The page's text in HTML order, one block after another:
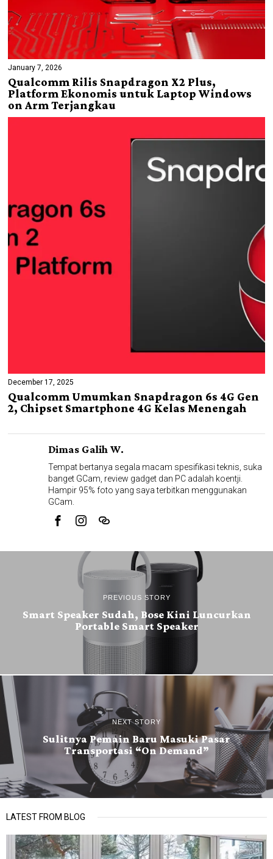
January 7, 2026
Qualcomm Rilis Snapdragon X2 Plus,
Platform Ekonomis untuk Laptop Windows
on Arm Terjangkau
December 17, 2025
Qualcomm Umumkan Snapdragon 6s 4G Gen
2, Chipset Smartphone 4G Kelas Menengah
Dimas Galih W.
Tempat bertanya segala macam spesifikasi teknis, suka
banget GCam, review gadget dan PC adalah koentji.
Hampir 95% foto yang saya terbitkan menggunakan
GCam.
PREVIOUS STORY
Smart Speaker Sudah, Bose Kini Luncurkan
Portable Smart Speaker
NEXT STORY
Sulitnya Pemain Baru Masuki Pasar
Transportasi “On Demand”
LATEST FROM BLOG